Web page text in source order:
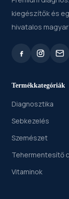
kiegészítők és
hivatalos
Termékkategóriák
Diagnosztika
Sebkezelés
Szemészet
Tehermentesítő
Vitaminok